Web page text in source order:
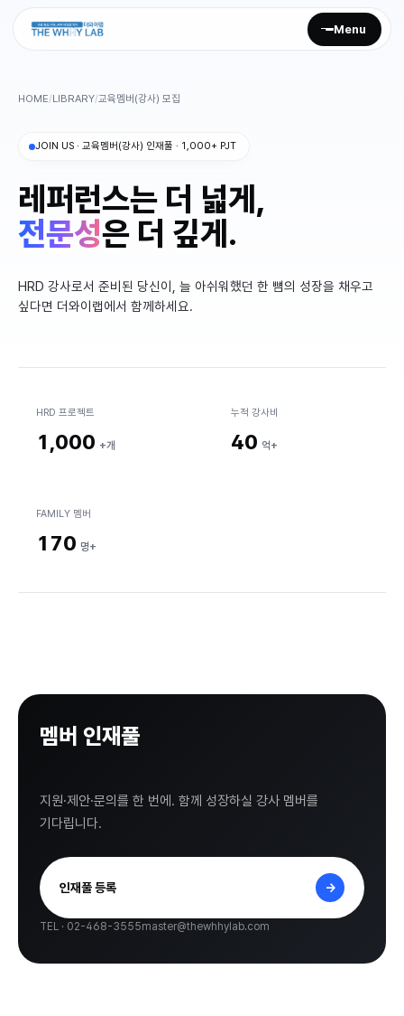
Menu
Culture
Mission
러니즈
Work Hack AI
AI 교육 프로그램
스쿨임팩트랩
AI스타터랩
교실 후기
탐구 위인 테스트
HOME/LIBRARY/교육멤버(강사) 모집
JOIN US · 교육멤버(강사) 인재풀 · 1,000+ PJT
레퍼런스는 더 넓게,
전문성은 더 깊게.
HRD 강사로서 준비된 당신이, 늘 아쉬워했던 한 뼘의 성장을 채우고
싶다면 더와이랩에서 함께하세요.
HRD 프로젝트
1,000 +개
누적 강사비
40 억+
FAMILY 멤버
170 명+
멤버 인재풀
지원·제안·문의를 한 번에. 함께 성장하실 강사 멤버를
기다립니다.
인재풀 등록 →
TEL · 02-468-3555master@thewhhylab.com